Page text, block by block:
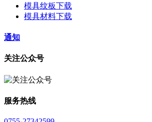
模具纹板下载
模具材料下载
通知
关注公众号
服务热线